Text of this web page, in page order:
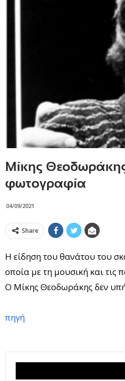
Μίκης
φωτογραφία
04/09/2021
Share
Η είδηση του θανάτου του
οποία με τη μουσική και τις
Ο Μίκης Θεοδωράκης δεν
πηγή